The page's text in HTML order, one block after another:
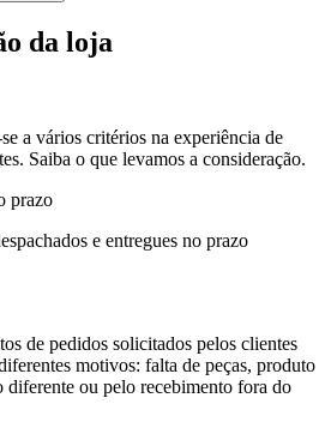
da loja
a vários critérios na experiência de
Saiba o que levamos a consideração.
prazo
e entregues no prazo
de pedidos solicitados pelos clientes
motivos: falta de peças, produto
diferente ou pelo recebimento fora do